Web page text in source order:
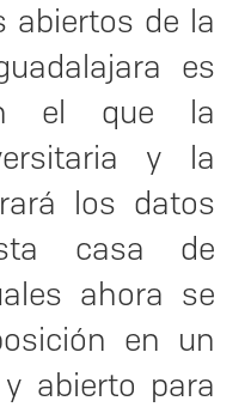
abiertos de la
es
el que la
y la
los datos
casa de
ahora se
en un
abierto para